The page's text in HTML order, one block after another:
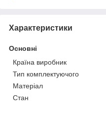
Характеристики
Основні
Країна виробник
Тип комплектуючого
Матеріал
Стан